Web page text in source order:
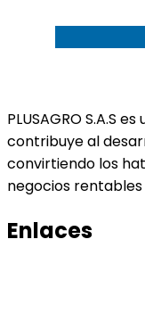
PLUSAGRO S.A.S
contribuye al
convirtiendo los
negocios rentables
Enlaces